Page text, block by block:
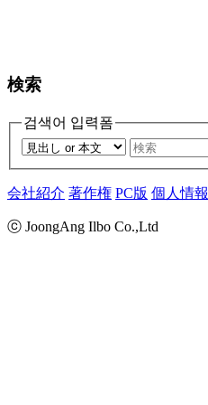
検索
검색어 입력폼
会社紹介 著作権 PC版 個人情報
ⓒ JoongAng Ilbo Co.,Ltd